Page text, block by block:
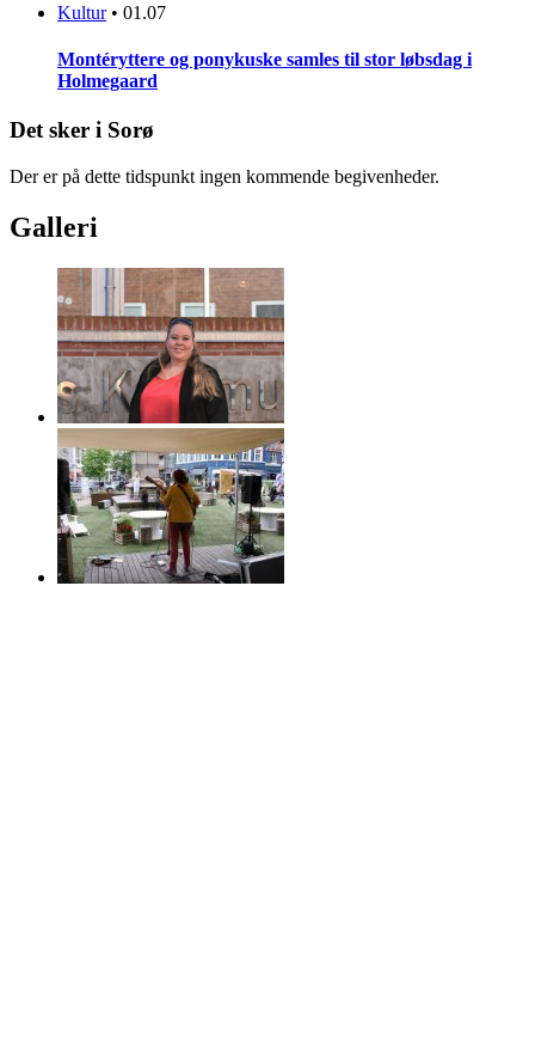
Kultur • 01.07
Montéryttere og ponykuske samles til stor løbsdag i
Holmegaard
Det sker i Sorø
Der er på dette tidspunkt ingen kommende begivenheder.
Galleri